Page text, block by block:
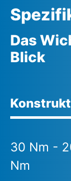
Das
Blick
30 Nm -
Nm